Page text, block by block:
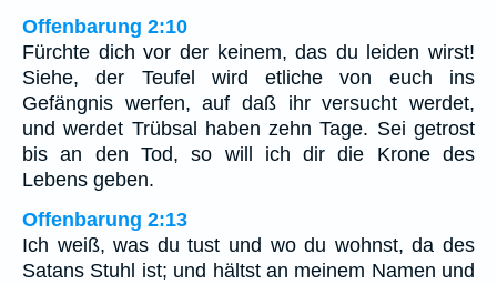
Offenbarung 2:10
Fürchte dich vor der keinem, das du leiden wirst!
Siehe, der Teufel wird etliche von euch ins
Gefängnis werfen, auf daß ihr versucht werdet,
und werdet Trübsal haben zehn Tage. Sei getrost
bis an den Tod, so will ich dir die Krone des
Lebens geben.
Offenbarung 2:13
Ich weiß, was du tust und wo du wohnst, da des
Satans Stuhl ist; und hältst an meinem Namen und